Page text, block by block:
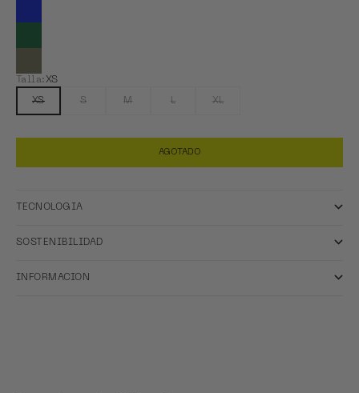
Talla: XS
XS S M L XL
AGOTADO
TECNOLOGIA
SOSTENIBILIDAD
INFORMACION